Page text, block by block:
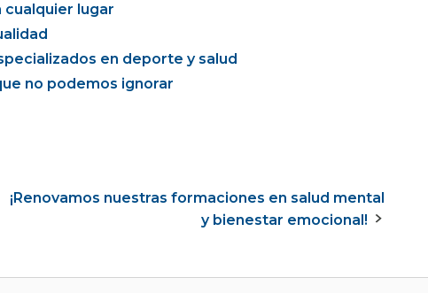
lugar
en deporte y salud
no podemos ignorar
¡Renovamos nuestras formaciones en salud mental
y bienestar emocional!